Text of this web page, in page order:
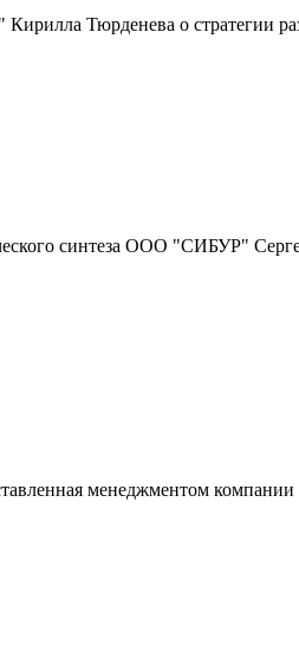
Тюрденева о стратегии
синтеза ООО "СИБУР"
менеджментом